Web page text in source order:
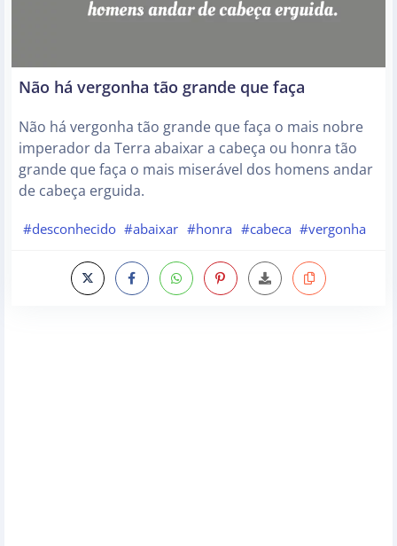
Não há vergonha tão grande que faça
Não há vergonha tão grande que faça o mais nobre
imperador da Terra abaixar a cabeça ou honra tão
grande que faça o mais miserável dos homens andar
de cabeça erguida.
#desconhecido #abaixar #honra #cabeca #vergonha